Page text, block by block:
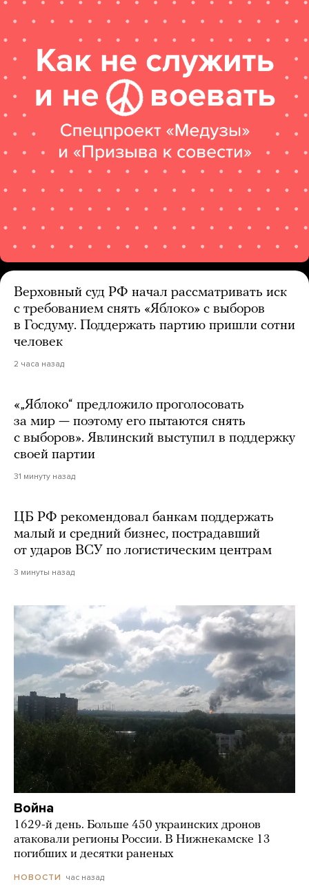
Верховный суд РФ начал рассматривать иск
с требованием снять «Яблоко» с выборов
в Госдуму. Поддержать партию пришли сотни
человек
2 часа назад
«„Яблоко“ предложило проголосовать
за мир — поэтому его пытаются снять
с выборов». Явлинский выступил в поддержку
своей партии
31 минуту назад
ЦБ РФ рекомендовал банкам поддержать
малый и средний бизнес, пострадавший
от ударов ВСУ по логистическим центрам
3 минуты назад
Война
1629-й день. Больше 450 украинских дронов
атаковали регионы России. В Нижнекамске 13
погибших и десятки раненых
НОВОСТИ час назад